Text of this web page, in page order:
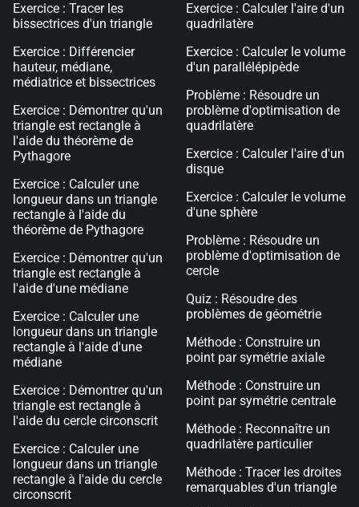
Exercice : Tracer les
bissectrices d'un triangle
Exercice : Différencier
hauteur, médiane,
médiatrice et bissectrices
Exercice : Démontrer qu'un
triangle est rectangle à
l'aide du théorème de
Pythagore
Exercice : Calculer une
longueur dans un triangle
rectangle à l'aide du
théorème de Pythagore
Exercice : Démontrer qu'un
triangle est rectangle à
l'aide d'une médiane
Exercice : Calculer une
longueur dans un triangle
rectangle à l'aide d'une
médiane
Exercice : Démontrer qu'un
triangle est rectangle à
l'aide du cercle circonscrit
Exercice : Calculer une
longueur dans un triangle
rectangle à l'aide du cercle
circonscrit
Exercice : Calculer l'aire d'un
quadrilatère
Exercice : Calculer le volume
d'un parallélépipède
Problème : Résoudre un
problème d'optimisation de
quadrilatère
Exercice : Calculer l'aire d'un
disque
Exercice : Calculer le volume
d'une sphère
Problème : Résoudre un
problème d'optimisation de
cercle
Quiz : Résoudre des
problèmes de géométrie
Méthode : Construire un
point par symétrie axiale
Méthode : Construire un
point par symétrie centrale
Méthode : Reconnaître un
quadrilatère particulier
Méthode : Tracer les droites
remarquables d'un triangle